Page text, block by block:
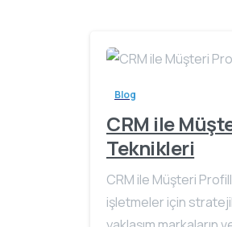
Blog
CRM ile
Teknikleri
CRM ile Müşteri
işletmeler için